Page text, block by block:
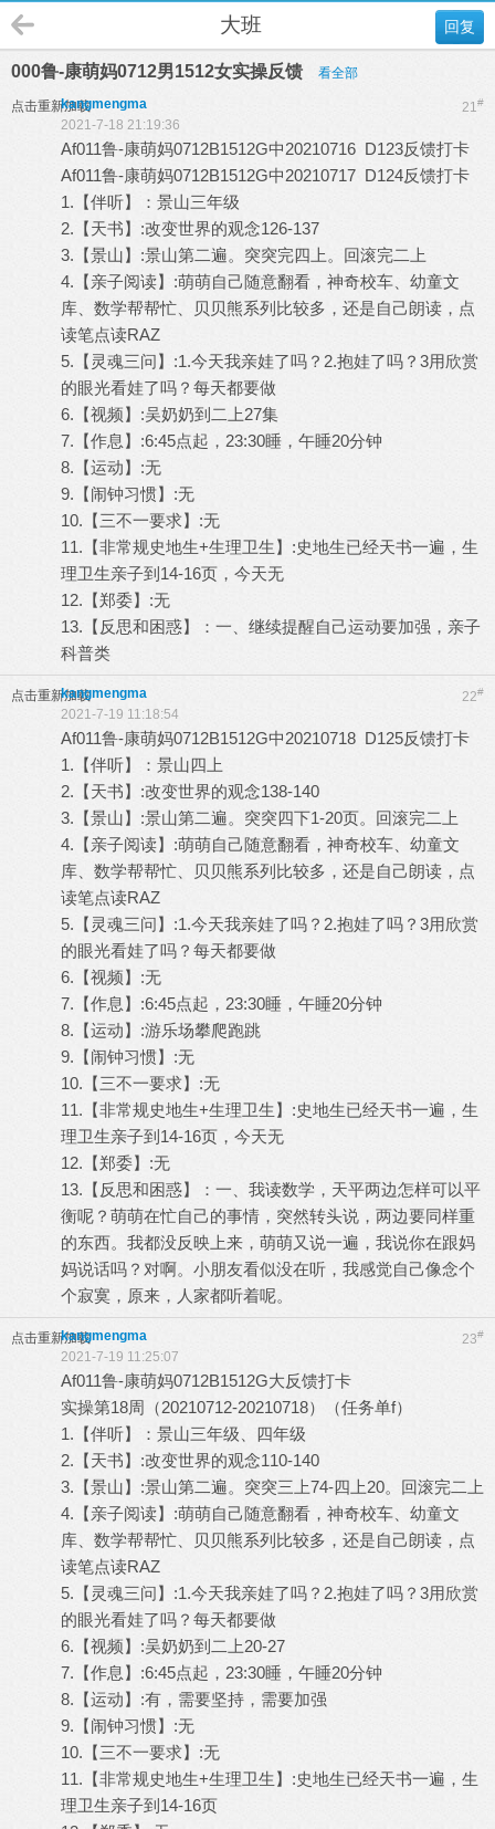
回复
大班
000鲁-康萌妈0712男1512女实操反馈 看全部
点击重新加载 21#
kangmengma
2021-7-18 21:19:36
Af011鲁-康萌妈0712B1512G中20210716 D123反馈打卡
Af011鲁-康萌妈0712B1512G中20210717 D124反馈打卡
1.【伴听】：景山三年级
2.【天书】:改变世界的观念126-137
3.【景山】:景山第二遍。突突完四上。回滚完二上
4.【亲子阅读】:萌萌自己随意翻看，神奇校车、幼童文
库、数学帮帮忙、贝贝熊系列比较多，还是自己朗读，点
读笔点读RAZ
5.【灵魂三问】:1.今天我亲娃了吗？2.抱娃了吗？3用欣赏
的眼光看娃了吗？每天都要做
6.【视频】:吴奶奶到二上27集
7.【作息】:6:45点起，23:30睡，午睡20分钟
8.【运动】:无
9.【闹钟习惯】:无
10.【三不一要求】:无
11.【非常规史地生+生理卫生】:史地生已经天书一遍，生
理卫生亲子到14-16页，今天无
12.【郑委】:无
13.【反思和困惑】：一、继续提醒自己运动要加强，亲子
科普类
点击重新加载 22#
kangmengma
2021-7-19 11:18:54
Af011鲁-康萌妈0712B1512G中20210718 D125反馈打卡
1.【伴听】：景山四上
2.【天书】:改变世界的观念138-140
3.【景山】:景山第二遍。突突四下1-20页。回滚完二上
4.【亲子阅读】:萌萌自己随意翻看，神奇校车、幼童文
库、数学帮帮忙、贝贝熊系列比较多，还是自己朗读，点
读笔点读RAZ
5.【灵魂三问】:1.今天我亲娃了吗？2.抱娃了吗？3用欣赏
的眼光看娃了吗？每天都要做
6.【视频】:无
7.【作息】:6:45点起，23:30睡，午睡20分钟
8.【运动】:游乐场攀爬跑跳
9.【闹钟习惯】:无
10.【三不一要求】:无
11.【非常规史地生+生理卫生】:史地生已经天书一遍，生
理卫生亲子到14-16页，今天无
12.【郑委】:无
13.【反思和困惑】：一、我读数学，天平两边怎样可以平
衡呢？萌萌在忙自己的事情，突然转头说，两边要同样重
的东西。我都没反映上来，萌萌又说一遍，我说你在跟妈
妈说话吗？对啊。小朋友看似没在听，我感觉自己像念个
个寂寞，原来，人家都听着呢。
点击重新加载 23#
kangmengma
2021-7-19 11:25:07
Af011鲁-康萌妈0712B1512G大反馈打卡
实操第18周（20210712-20210718）（任务单f）
1.【伴听】：景山三年级、四年级
2.【天书】:改变世界的观念110-140
3.【景山】:景山第二遍。突突三上74-四上20。回滚完二上
4.【亲子阅读】:萌萌自己随意翻看，神奇校车、幼童文
库、数学帮帮忙、贝贝熊系列比较多，还是自己朗读，点
读笔点读RAZ
5.【灵魂三问】:1.今天我亲娃了吗？2.抱娃了吗？3用欣赏
的眼光看娃了吗？每天都要做
6.【视频】:吴奶奶到二上20-27
7.【作息】:6:45点起，23:30睡，午睡20分钟
8.【运动】:有，需要坚持，需要加强
9.【闹钟习惯】:无
10.【三不一要求】:无
11.【非常规史地生+生理卫生】:史地生已经天书一遍，生
理卫生亲子到14-16页